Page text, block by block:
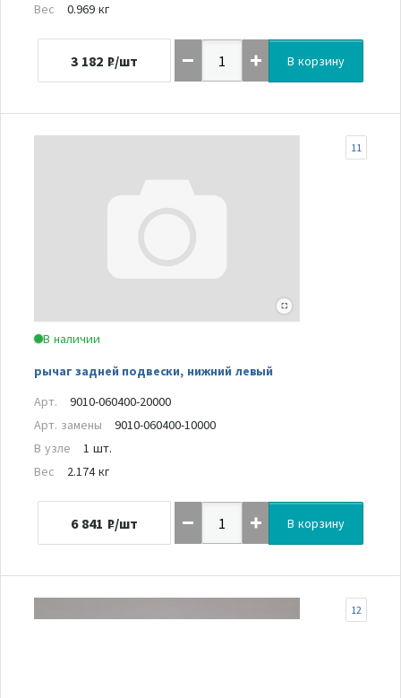
Вес
0.969 кг
3 182 ₽/шт В корзину
В наличии
рычаг задней подвески, нижний левый
11
Арт.
9010-060400-20000
Арт. замены
9010-060400-10000
В узле
1 шт.
Вес
2.174 кг
6 841 ₽/шт В корзину
12